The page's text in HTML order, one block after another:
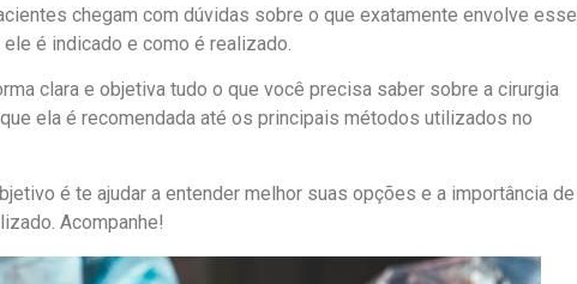
chegam com dúvidas sobre o que exatamente envolve esse
é indicado e como é realizado.
clara e objetiva tudo o que você precisa saber sobre a cirurgia
ela é recomendada até os principais métodos utilizados no
é te ajudar a entender melhor suas opções e a importância de
Acompanhe!